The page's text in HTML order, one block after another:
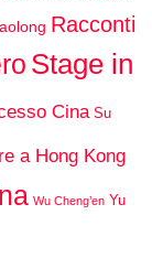
Racconti
Stage in
Cina Su
a Hong Kong
Wu Cheng’en Yu